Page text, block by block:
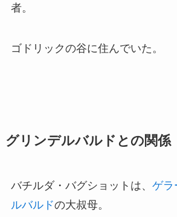
者。
ゴドリックの谷に住んでいた。
グリンデルバルドとの関係
バチルダ・バグショットは、 ゲラ
ルバルドの大叔母。